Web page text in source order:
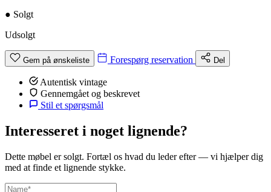
● Solgt
Udsolgt
Gem på ønskeliste Forespørg reservation Del
Autentisk vintage
Gennemgået og beskrevet
Stil et spørgsmål
Interesseret i noget lignende?
Dette møbel er solgt. Fortæl os hvad du leder efter — vi hjælper dig
med at finde et lignende stykke.